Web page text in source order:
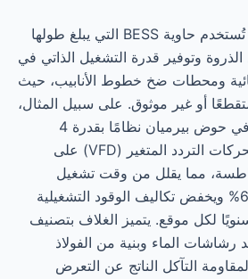
في قطاع النفط والغاز، تُستخدم حاوية BESS التي يبلغ طولها
الذروة وتوفير قدرة التشغيل الذاتي في
ومحطات ضخ خطوط الأنابيب، حيث
أو غير موثوق. على سبيل المثال،
يدمج التثبيت النموذجي في حوض بيرميان نظامًا بقدرة 4
ميجاوات ساعة لدعم محركات التردد المتغير (VFD) على
مما يقلل من وقت تشغيل
مولدات الديزل بنسبة 60% ويخفض تكاليف الوقود التشغيلية
دولار سنويًا لكل موقع. يتميز الغلاف بتصنيف
الماء وبنية من الفولاذ
المقاوم للصدأ Corten لمقاومة التآكل الناتج عن التعرض